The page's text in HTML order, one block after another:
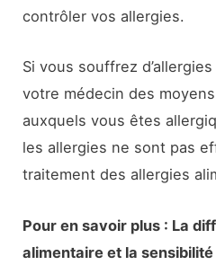
contrôler vos allergies.
Si vous souffrez
votre médecin des
auxquels vous êtes
les allergies ne sont pas
traitement des allergies
Pour en savoir plus : La
alimentaire et la